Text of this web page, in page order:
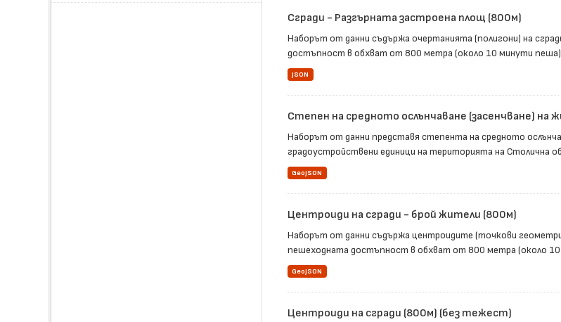
Сгради - Разгърната застроена площ (800м)
Наборът от данни съдържа очертанията (полигони) на
достъпност в обхват от 800 метра (около 10 минути
JSON
Степен на средното ослънчаване (засенчване)
Наборът от данни представя степента на средното
градоустройствени единици на територията на Столична
GeoJSON
Центроиди на сгради - брой жители (800м)
Наборът от данни съдържа центроидите (точкови
пешеходната достъпност в обхват от 800 метра (около 10
GeoJSON
Центроиди на сгради (800м) (без тежест)